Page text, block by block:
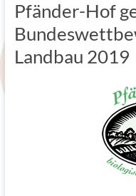
Pfänder-Hof
Landbau 2019